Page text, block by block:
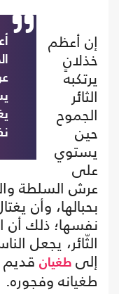
إن أعظم
خذلانٍ
يرتكبه
الثائر
الجموح
حين
يستوي
على
عرش السلطة
بحبالها، وأن
نفسها؛ ذلك أن
الثّائر، يجعل
إلى طغيان
طغيانه وفجوره.